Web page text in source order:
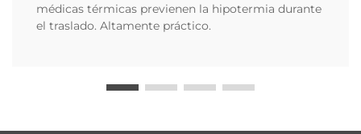
médicas térmicas previenen la hipotermia durante
el traslado. Altamente práctico.